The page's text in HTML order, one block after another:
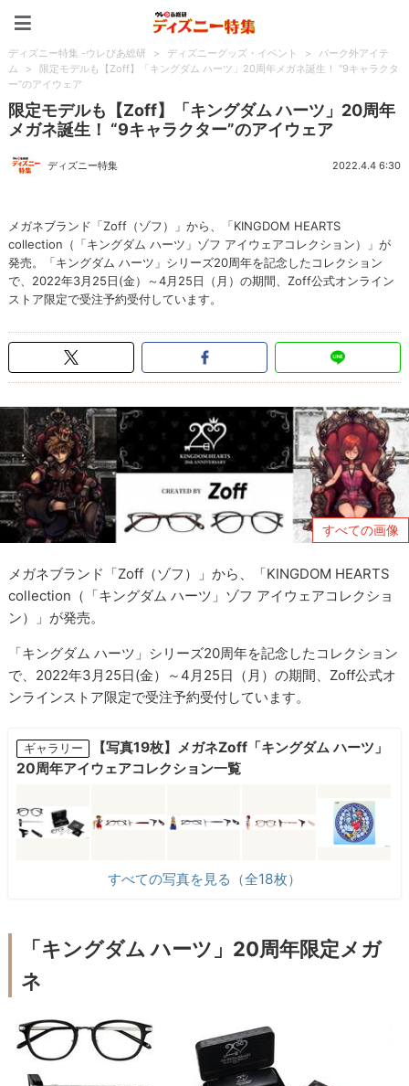
ディズニー特集 -ウレぴあ総研 > ディズニーグッズ・イベント >
パーク外アイテ
ム
>
限定モデルも【Zoff】「キングダム ハーツ」20周年メガネ誕生！ “9キャラクタ
ー”のアイウェア
限定モデルも【Zoff】「キングダム ハーツ」20周年
メガネ誕生！ “9キャラクター”のアイウェア
ディズニー特集 2022.4.4 6:30
メガネブランド「Zoff（ゾフ）」から、「KINGDOM HEARTS
collection（「キングダム ハーツ」ゾフ アイウェアコレクション）」が
発売。「キングダム ハーツ」シリーズ20周年を記念したコレクション
で、2022年3月25日(金）～4月25日（月）の期間、Zoff公式オンライン
ストア限定で受注予約受付しています。
すべての画像
メガネブランド「Zoff（ゾフ）」から、「KINGDOM HEARTS
collection（「キングダム ハーツ」ゾフ アイウェアコレクショ
ン）」が発売。
「キングダム ハーツ」シリーズ20周年を記念したコレクション
で、2022年3月25日(金）～4月25日（月）の期間、Zoff公式オ
ンラインストア限定で受注予約受付しています。
ギャラリー
【写真19枚】メガネZoff「キングダム ハーツ」
20周年アイウェアコレクション一覧
すべての写真を見る（全18枚）
「キングダム ハーツ」20周年限定メガ
ネ